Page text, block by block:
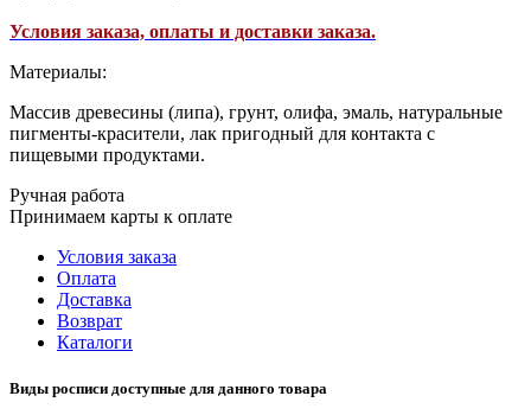
Условия заказа, оплаты и доставки заказа.
Материалы:
Массив древесины (липа), грунт, олифа, эмаль, натуральные
пигменты-красители, лак пригодный для контакта с
пищевыми продуктами.
Ручная работа
Принимаем карты к оплате
Условия заказа
Оплата
Доставка
Возврат
Каталоги
Виды росписи доступные для данного товара